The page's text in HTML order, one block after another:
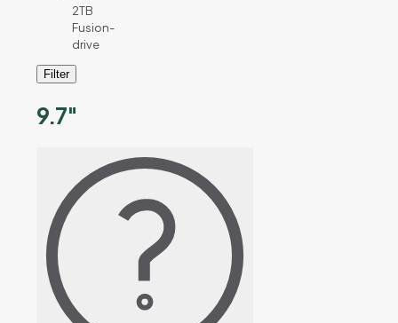
9.7"
2TB
Fusion-
drive
Filter